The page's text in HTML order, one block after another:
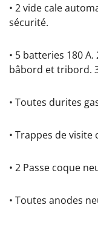
• 2 vide cale
sécurité.
• 5 batteries 180
bâbord et tribord.
• Toutes durites
• Trappes de visite
• 2 Passe coque
• Toutes anodes